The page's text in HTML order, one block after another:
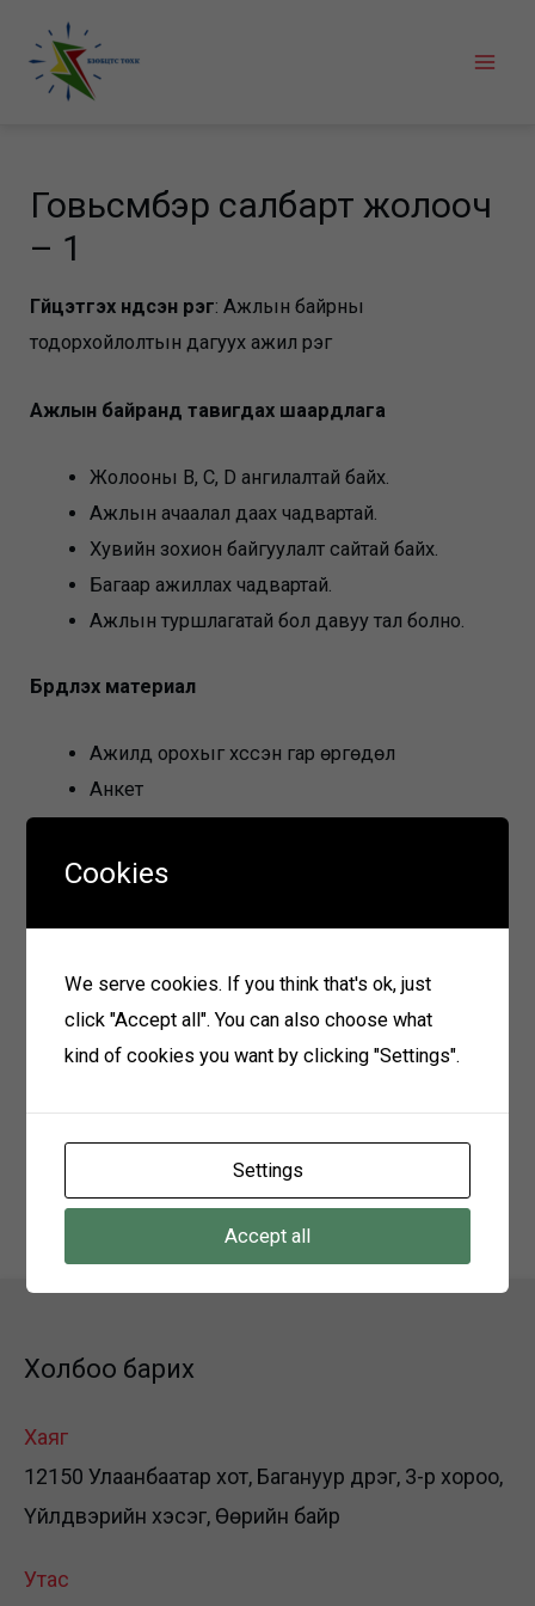
content
Говьсүмбэр салбарт жолооч
– 1
Гүйцэтгэх үндсэн үүрэг: Ажлын байрны
тодорхойлолтын дагуух ажил үүрэг
Ажлын байранд тавигдах шаардлага
Жолооны B, C, D ангилалтай байх.
Ажлын ачаалал даах чадвартай.
Хувийн зохион байгуулалт сайтай байх.
Багаар ажиллах чадвартай.
Ажлын туршлагатай бол давуу тал болно.
Бүрдүүлэх материал
Ажилд орохыг хүссэн гар өргөдөл
Анкет
Боловсрол диплом, мэргэжлийн үнэмлэхийн
хуулбар
Цээж зураг
Материал хүлээн авах
2025 оны 04 дүгээр сарын 30-ны өдөр хүртэл
Говьсүмбэр аймаг Сүмбэр сум 2-р баг
залуучуудын гудамж
Холбоо барих
Хаяг
12150 Улаанбаатар хот, Багануур дүүрэг, 3-р хороо,
Үйлдвэрийн хэсэг, Өөрийн байр
Утас
Cookies
We serve cookies. If you think that's ok, just
click "Accept all". You can also choose what
kind of cookies you want by clicking "Settings".
Settings
Accept all